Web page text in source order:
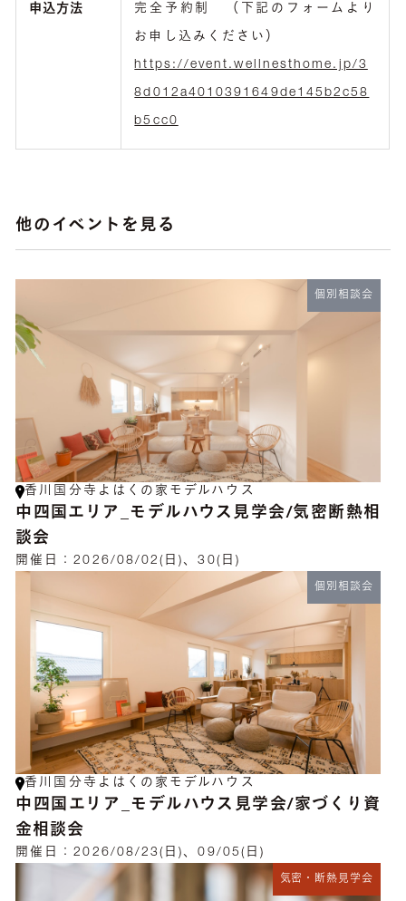
申込方法 完全予約制 （下記のフォームより
お申し込みください）
https://event.wellnesthome.jp/3
8d012a4010391649de145b2c58
b5cc0
他のイベントを見る
個別相談会
香川国分寺よはくの家モデルハウス
中四国エリア_モデルハウス見学会/気密断熱相
談会
開催日：2026/08/02(日)、30(日)
個別相談会
香川国分寺よはくの家モデルハウス
中四国エリア_モデルハウス見学会/家づくり資
金相談会
開催日：2026/08/23(日)、09/05(日)
気密・断熱見学会